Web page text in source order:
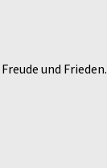
und Frieden.